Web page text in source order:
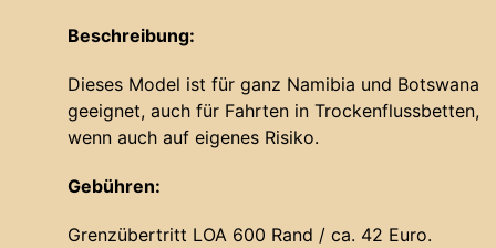
Beschreibung:
Dieses Model ist für ganz Namibia und Botswana
geeignet, auch für Fahrten in Trockenflussbetten,
wenn auch auf eigenes Risiko.
Gebühren:
Grenzübertritt LOA 600 Rand / ca. 42 Euro.